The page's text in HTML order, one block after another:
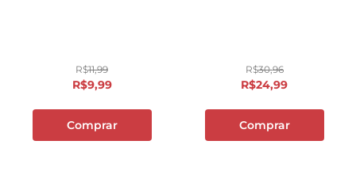
R$11,99
R$9,99
Comprar
R$30,96
R$24,99
Comprar